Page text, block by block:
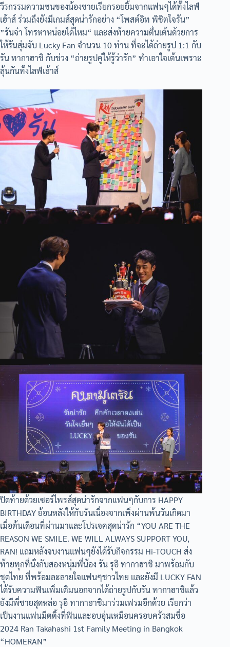
วีรกรรมความซนของน้องชายเรียกรอยยิ้มจากแฟนๆได้ทั้งไลฟ์
เฮ้าส์ ร่วมถึงยังมีเกมส์สุดน่ารักอย่าง “โพสต์อิท พิชิตใจรัน”
”รันจ๋า โทรหาหน่อยได้ไหม“ และส่งท้ายความตื่นเต้นด้วยการ
ให้รันสุ่มจับ Lucky Fan จำนวน 10 ท่าน ที่จะได้ถ่ายรูป 1:1 กับ
รัน ทากาฮาชิ กับช่วง “ถ่ายรูปคู่ให้รู้ว่ารัก” ทำเอาใจเต้นเพราะ
ลุ้นกันทั้งไลฟ์เฮ้าส์
ปิดท้ายด้วยเซอร์ไพรส์สุดน่ารักจากแฟนๆกับการ HAPPY
BIRTHDAY ย้อนหลังให้กับรันเนื่องจากเพิ่งผ่านพ้นวันเกิดมา
เมื่อต้นเดือนที่ผ่านมาและโปรเจคสุดน่ารัก “YOU ARE THE
REASON WE SMILE. WE WILL ALWAYS SUPPORT YOU,
RAN! แถมหลังจบงานแฟนๆยังได้รับกิจกรรม Hi-TOUCH ส่ง
ท้ายทุกที่นั่งกับสองหนุ่มพี่น้อง รัน รุอิ ทากาฮาชิ มาพร้อมกับ
ชุดไทย ที่พร้อมละลายใจแฟนๆชาวไทย และยังมี LUCKY FAN
ได้รับความฟินเพิ่มเติมนอกจากได้ถ่ายรูปกับรัน ทากาฮาชิแล้ว
ยังมีพี่ชายสุดหล่อ รุอิ ทากาฮาชิมาร่วมเฟรมอีกด้วย เรียกว่า
เป็นงานแฟนมีตติ้งที่ฟินและอบอุ่นเหมือนครอบครัวสมชื่อ
2024 Ran Takahashi 1st Family Meeting in Bangkok
“HOMERAN”